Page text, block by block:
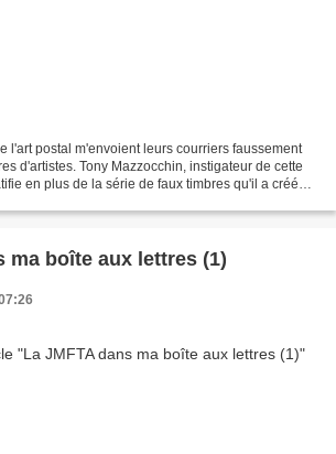
l'art postal m'envoient leurs courriers faussement
d'artistes. Tony Mazzocchin, instigateur de cette
en plus de la série de faux timbres qu'il a créé
ma boîte aux lettres (1)